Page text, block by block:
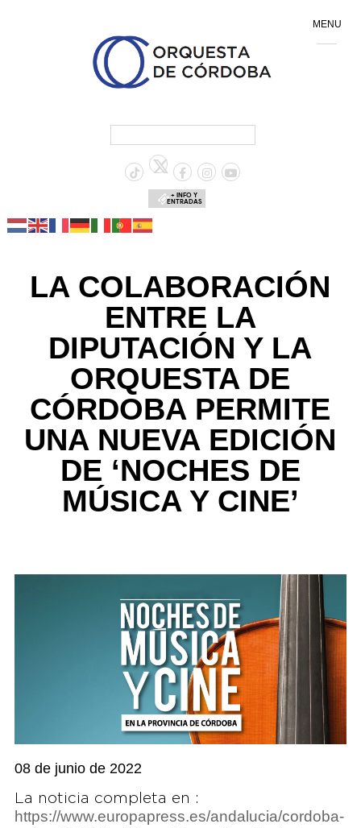
+ INFO Y
ENTRADAS
LA COLABORACIÓN
ENTRE LA
DIPUTACIÓN Y LA
ORQUESTA DE
CÓRDOBA PERMITE
UNA NUEVA EDICIÓN
DE ‘NOCHES DE
MÚSICA Y CINE’
08 de junio de 2022
La noticia completa en :
https://www.europapress.es/andalucia/cordoba-
MENU